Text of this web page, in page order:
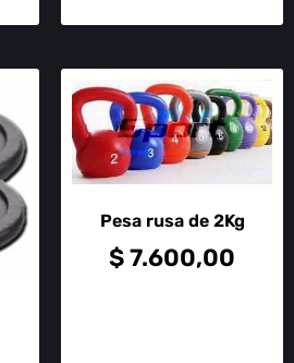
Pesa rusa de 2Kg
$7.600,00